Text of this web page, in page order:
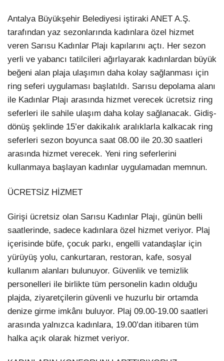
Antalya Büyükşehir Belediyesi iştiraki ANET A.Ş.
tarafından yaz sezonlarında kadınlara özel hizmet
veren Sarısu Kadınlar Plajı kapılarını açtı. Her sezon
yerli ve yabancı tatilcileri ağırlayarak kadınlardan büyük
beğeni alan plaja ulaşımın daha kolay sağlanması için
ring seferi uygulaması başlatıldı. Sarısu depolama alanı
ile Kadınlar Plajı arasında hizmet verecek ücretsiz ring
seferleri ile sahile ulaşım daha kolay sağlanacak. Gidiş-
dönüş şeklinde 15’er dakikalık aralıklarla kalkacak ring
seferleri sezon boyunca saat 08.00 ile 20.30 saatleri
arasında hizmet verecek. Yeni ring seferlerini
kullanmaya başlayan kadınlar uygulamadan memnun.
ÜCRETSİZ HİZMET
Girişi ücretsiz olan Sarısu Kadınlar Plajı, günün belli
saatlerinde, sadece kadınlara özel hizmet veriyor. Plaj
içerisinde büfe, çocuk parkı, engelli vatandaşlar için
yürüyüş yolu, cankurtaran, restoran, kafe, sosyal
kullanım alanları bulunuyor. Güvenlik ve temizlik
personelleri ile birlikte tüm personelin kadın olduğu
plajda, ziyaretçilerin güvenli ve huzurlu bir ortamda
denize girme imkânı buluyor. Plaj 09.00-19.00 saatleri
arasında yalnızca kadınlara, 19.00’dan itibaren tüm
halka açık olarak hizmet veriyor.